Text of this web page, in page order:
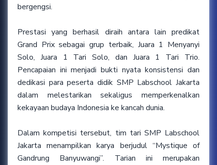
bergengsi.
Prestasi yang berhasil diraih antara lain predikat
Grand Prix sebagai grup terbaik, Juara 1 Menyanyi
Solo, Juara 1 Tari Solo, dan Juara 1 Tari Trio.
Pencapaian ini menjadi bukti nyata konsistensi dan
dedikasi para peserta didik SMP Labschool Jakarta
dalam melestarikan sekaligus memperkenalkan
kekayaan budaya Indonesia ke kancah dunia.
Dalam kompetisi tersebut, tim tari SMP Labschool
Jakarta menampilkan karya berjudul “Mystique of
Gandrung Banyuwangi”. Tarian ini merupakan